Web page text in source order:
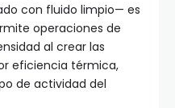
con fluido limpio— es
operaciones de
al crear las
eficiencia térmica,
de actividad del